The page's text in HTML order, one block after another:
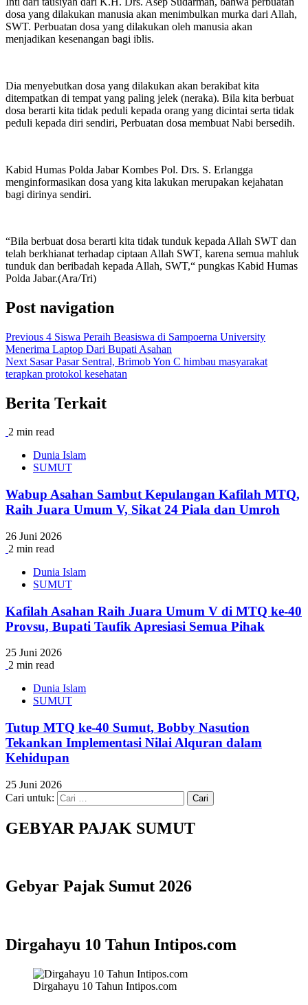
dosa yang dilakukan manusia akan menimbulkan murka dari Allah,
SWT. Perbuatan dosa yang dilakukan oleh manusia akan
menjadikan kesenangan bagi iblis.
Dia menyebutkan dosa yang dilakukan akan berakibat kita
ditempatkan di tempat yang paling jelek (neraka). Bila kita berbuat
dosa berarti kita tidak peduli kepada orang yang dicintai serta tidak
peduli kepada diri sendiri, Perbuatan dosa membuat Nabi bersedih.
Kabid Humas Polda Jabar Kombes Pol. Drs. S. Erlangga
menginformasikan dosa yang kita lakukan merupakan kejahatan
bagi dirinya sendiri.
“Bila berbuat dosa berarti kita tidak tunduk kepada Allah SWT dan
telah berkhianat terhadap ciptaan Allah SWT, karena semua mahluk
tunduk dan beribadah kepada Allah, SWT,“ pungkas Kabid Humas
Polda Jabar.(Ara/Tri)
Post navigation
Previous 4 Siswa Peraih Beasiswa di Sampoerna University
Menerima Laptop Dari Bupati Asahan
Next Sasar Pasar Sentral, Brimob Yon C himbau masyarakat
terapkan protokol kesehatan
Berita Terkait
2 min read
Dunia Islam
SUMUT
Wabup Asahan Sambut Kepulangan Kafilah MTQ,
Raih Juara Umum V, Sikat 24 Piala dan Umroh
26 Juni 2026
2 min read
Dunia Islam
SUMUT
Kafilah Asahan Raih Juara Umum V di MTQ ke-40
Provsu, Bupati Taufik Apresiasi Semua Pihak
25 Juni 2026
2 min read
Dunia Islam
SUMUT
Tutup MTQ ke-40 Sumut, Bobby Nasution
Tekankan Implementasi Nilai Alquran dalam
Kehidupan
25 Juni 2026
Cari untuk:
GEBYAR PAJAK SUMUT
Gebyar Pajak Sumut 2026
Dirgahayu 10 Tahun Intipos.com
Dirgahayu 10 Tahun Intipos.com